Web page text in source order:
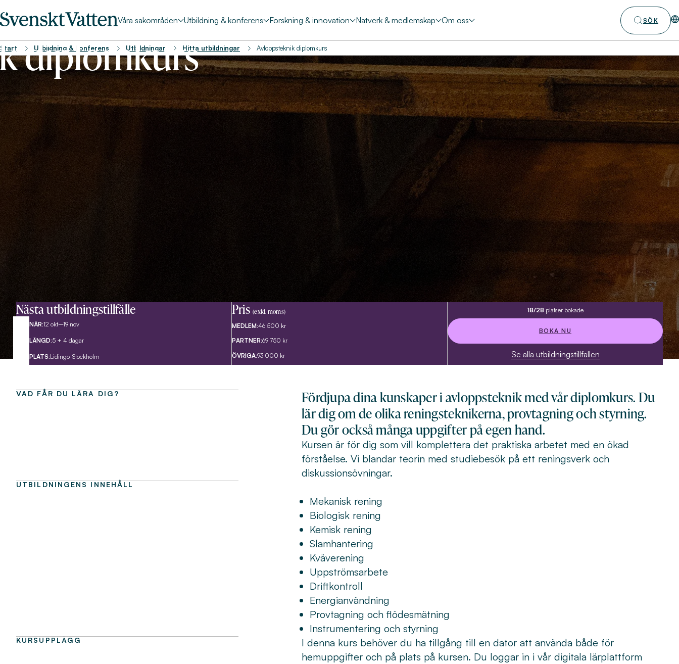
Våra sakområden Utbildning & konferens Forskning & innovation Nätverk & medlemskap Om oss SÖK
Start Utbildning & konferens Utbildningar Hitta utbildningar Avloppsteknik diplomkurs
diplomkurs
Nästa utbildningstillfälle
NÄR:12 okt–19 nov
LÄNGD:5 + 4 dagar
PLATS:Lidingö-Stockholm
Pris(exkl. moms)
MEDLEM:46 500 kr
PARTNER:69 750 kr
ÖVRIGA:93 000 kr
18/28 platser bokade
BOKA NU
Se alla utbildningstillfällen
VAD FÅR DU LÄRA DIG?
Fördjupa dina kunskaper i avloppsteknik med vår diplomkurs. Du
lär dig om de olika reningsteknikerna, provtagning och styrning.
Du gör också många uppgifter på egen hand.
Kursen är för dig som vill komplettera det praktiska arbetet med en ökad
förståelse. Vi blandar teorin med studiebesök på ett reningsverk och
diskussionsövningar.
UTBILDNINGENS INNEHÅLL
Mekanisk rening
Biologisk rening
Kemisk rening
Slamhantering
Kväverening
Uppströmsarbete
Driftkontroll
Energianvändning
Provtagning och flödesmätning
Instrumentering och styrning
KURSUPPLÄGG
I denna kurs behöver du ha tillgång till en dator att använda både för
hemuppgifter och på plats på kursen. Du loggar in i vår digitala lärplattform